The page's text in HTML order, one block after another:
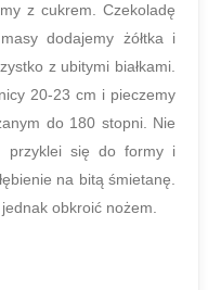
z cukrem. Czekoladę
dodajemy żółtka i
z ubitymi białkami.
20-23 cm i pieczemy
do 180 stopni. Nie
przyklei się do formy i
na bitą śmietanę.
obkroić nożem.